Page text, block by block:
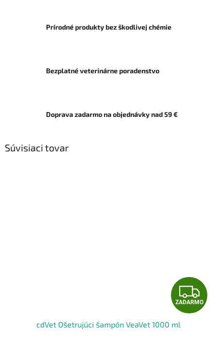
Prírodné produkty bez škodlivej chémie
Bezplatné veterinárne poradenstvo
Doprava zadarmo na objednávky nad 59 €
Súvisiaci tovar
Z
A
ZADARMO
cdVet Ošetrujúci šampón VeaVet 1000 ml